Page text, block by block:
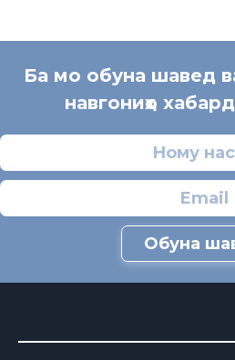
Ба мо обуна шавед
навгониҳо
Обуна